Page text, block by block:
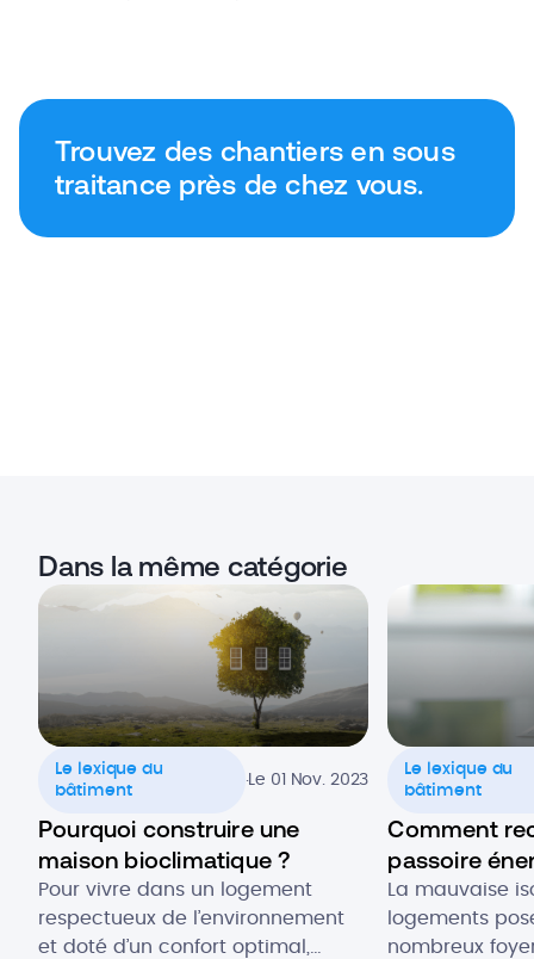
Trouvez des chantiers en sous
traitance près de chez vous.
Dans la même catégorie
Le lexique du
bâtiment
Le 01 Nov. 2023
Pourquoi construire une
maison bioclimatique ?
Pour vivre dans un logement
respectueux de l’environnement
et doté d’un confort optimal,
Le lexique du
bâtiment
Comment
passoire
La mauvaise
logements
nombreux